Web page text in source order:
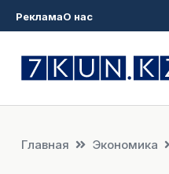
РекламаО нас
Главная Экономика